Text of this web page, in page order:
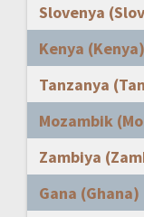
Slovenya
Kenya (Kenya)
Tanzanya
Mozambik
Zambiya
Gana (Ghana)